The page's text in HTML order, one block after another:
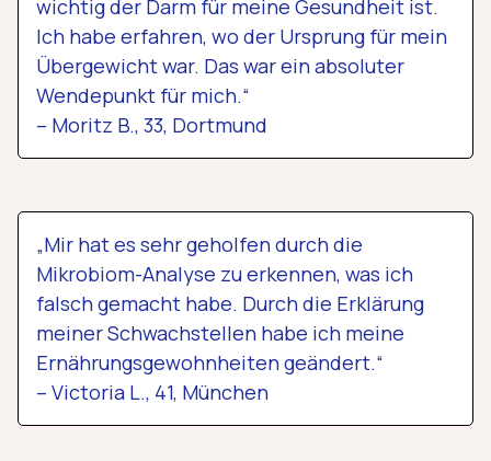
wichtig der Darm für meine Gesundheit ist.
Ich habe erfahren, wo der Ursprung für mein
Übergewicht war. Das war ein absoluter
Wendepunkt für mich.“
– Moritz B., 33, Dortmund
„Mir hat es sehr geholfen durch die
Mikrobiom-Analyse zu erkennen, was ich
falsch gemacht habe. Durch die Erklärung
meiner Schwachstellen habe ich meine
Ernährungsgewohnheiten geändert.“
– Victoria L., 41, München